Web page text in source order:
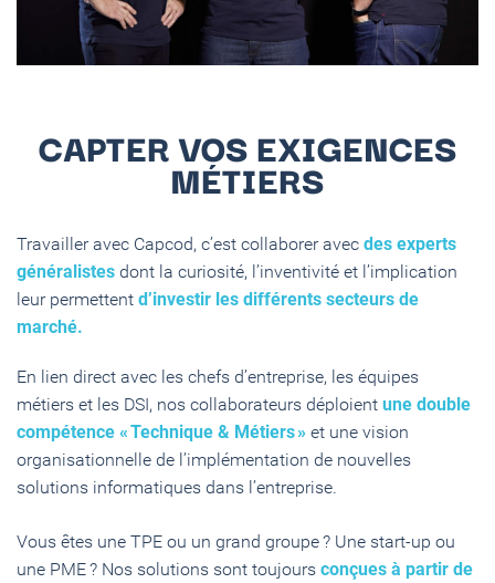
CAPTER VOS EXIGENCES
MÉTIERS
Travailler avec Capcod, c’est collaborer avec des experts
généralistes dont la curiosité, l’inventivité et l’implication
leur permettent d’investir les différents secteurs de
marché.
En lien direct avec les chefs d’entreprise, les équipes
métiers et les DSI, nos collaborateurs déploient une double
compétence « Technique & Métiers » et une vision
organisationnelle de l’implémentation de nouvelles
solutions informatiques dans l’entreprise.
Vous êtes une TPE ou un grand groupe ? Une start-up ou
une PME ? Nos solutions sont toujours conçues à partir de